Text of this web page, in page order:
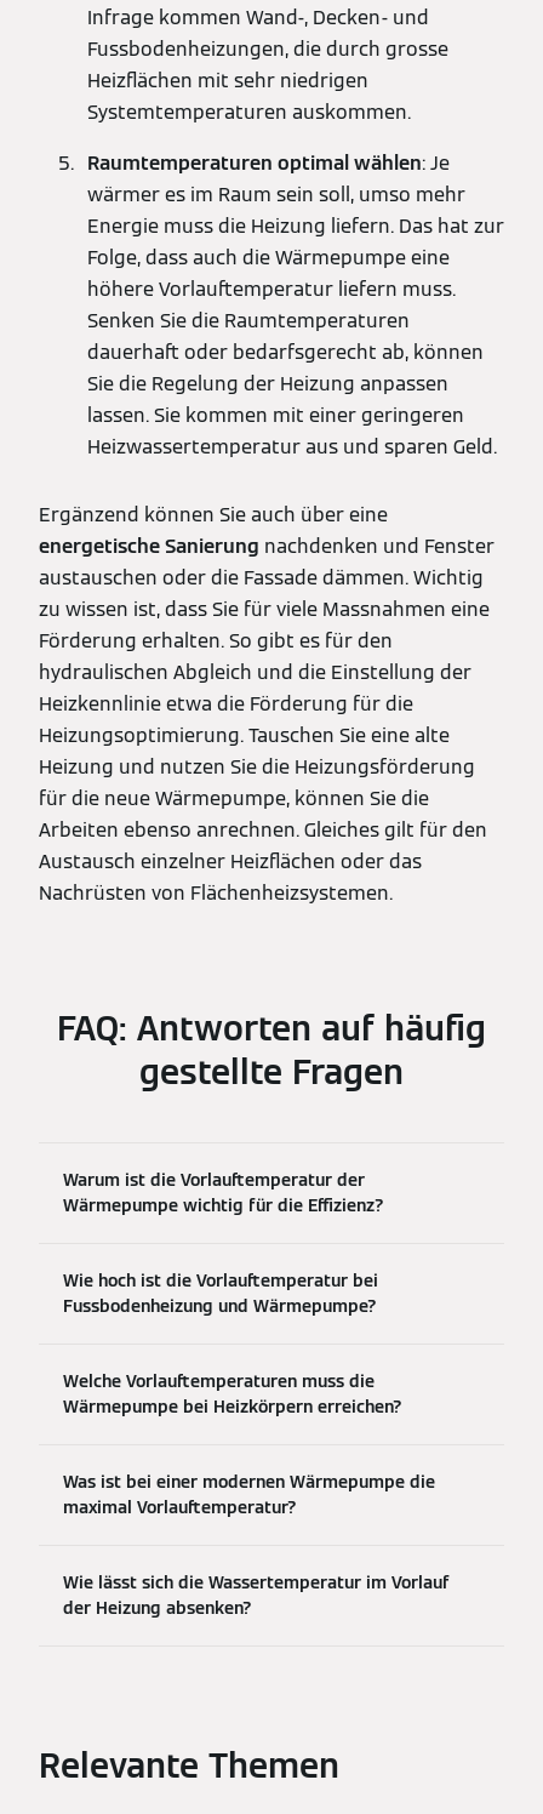
Infrage kommen Wand-, Decken- und
Fussbodenheizungen, die durch grosse
Heizflächen mit sehr niedrigen
Systemtemperaturen auskommen.
Raumtemperaturen optimal wählen: Je
wärmer es im Raum sein soll, umso mehr
Energie muss die Heizung liefern. Das hat zur
Folge, dass auch die Wärmepumpe eine
höhere Vorlauftemperatur liefern muss.
Senken Sie die Raumtemperaturen
dauerhaft oder bedarfsgerecht ab, können
Sie die Regelung der Heizung anpassen
lassen. Sie kommen mit einer geringeren
Heizwassertemperatur aus und sparen Geld.
Ergänzend können Sie auch über eine
energetische Sanierung nachdenken und Fenster
austauschen oder die Fassade dämmen. Wichtig
zu wissen ist, dass Sie für viele Massnahmen eine
Förderung erhalten. So gibt es für den
hydraulischen Abgleich und die Einstellung der
Heizkennlinie etwa die Förderung für die
Heizungsoptimierung. Tauschen Sie eine alte
Heizung und nutzen Sie die Heizungsförderung
für die neue Wärmepumpe, können Sie die
Arbeiten ebenso anrechnen. Gleiches gilt für den
Austausch einzelner Heizflächen oder das
Nachrüsten von Flächenheizsystemen.
FAQ: Antworten auf häufig
gestellte Fragen
Warum ist die Vorlauftemperatur der
Wärmepumpe wichtig für die Effizienz?
Wie hoch ist die Vorlauftemperatur bei
Fussbodenheizung und Wärmepumpe?
Welche Vorlauftemperaturen muss die
Wärmepumpe bei Heizkörpern erreichen?
Was ist bei einer modernen Wärmepumpe die
maximal Vorlauftemperatur?
Wie lässt sich die Wassertemperatur im Vorlauf
der Heizung absenken?
Relevante Themen